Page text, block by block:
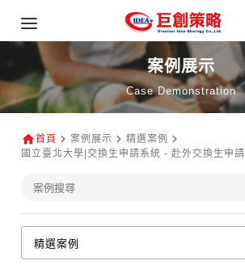
案例展示
Case Demonstration
首頁 案例展示
精選案例
國立臺北大學|交換生申請系統 - 赴外交換生申請